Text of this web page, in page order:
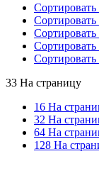
33 На страницу
16 На
32 На
64 На
128 На